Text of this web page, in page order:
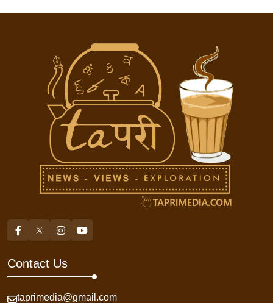
Contact Us
taprimedia@gmail.com